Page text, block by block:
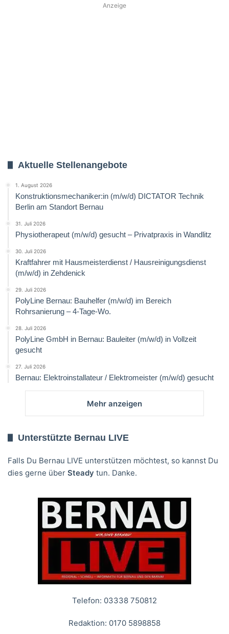
Anzeige
Aktuelle Stellenangebote
1. August 2026
Konstruktionsmechaniker:in (m/w/d) DICTATOR Technik
Berlin am Standort Bernau
31. Juli 2026
Physiotherapeut (m/w/d) gesucht – Privatpraxis in Wandlitz
30. Juli 2026
Kraftfahrer mit Hausmeisterdienst / Hausreinigungsdienst
(m/w/d) in Zehdenick
29. Juli 2026
PolyLine Bernau: Bauhelfer (m/w/d) im Bereich
Rohrsanierung – 4-Tage-Wo.
28. Juli 2026
PolyLine GmbH in Bernau: Bauleiter (m/w/d) in Vollzeit
gesucht
27. Juli 2026
Bernau: Elektroinstallateur / Elektromeister (m/w/d) gesucht
Mehr anzeigen
Unterstützte Bernau LIVE
Falls Du Bernau LIVE unterstützen möchtest, so kannst Du
dies gerne über Steady tun. Danke.
Telefon: 03338 750812
Redaktion: 0170 5898858